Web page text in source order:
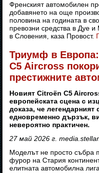
Френският автомобилен
добавянето на още
половина на годината в
превозни средства в Дуе
в Словения, каза Провост.
Триумф в
C5 Aircross
престижните
Новият Citroën C5
европейската сцена с
доказа, че
едновременно дързък,
невероятно практичен.
27 май 2026 г.
Моделът не просто събра
фурор на Стария
елитната автомобилна